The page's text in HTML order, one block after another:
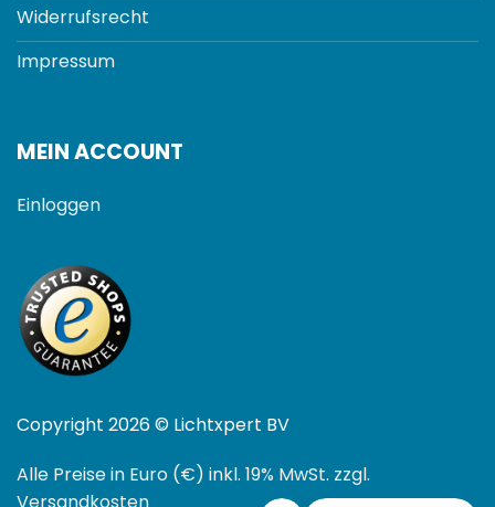
Widerrufsrecht
Impressum
MEIN ACCOUNT
Einloggen
Copyright 2026 © Lichtxpert BV
Alle Preise in Euro (€) inkl. 19% MwSt. zzgl.